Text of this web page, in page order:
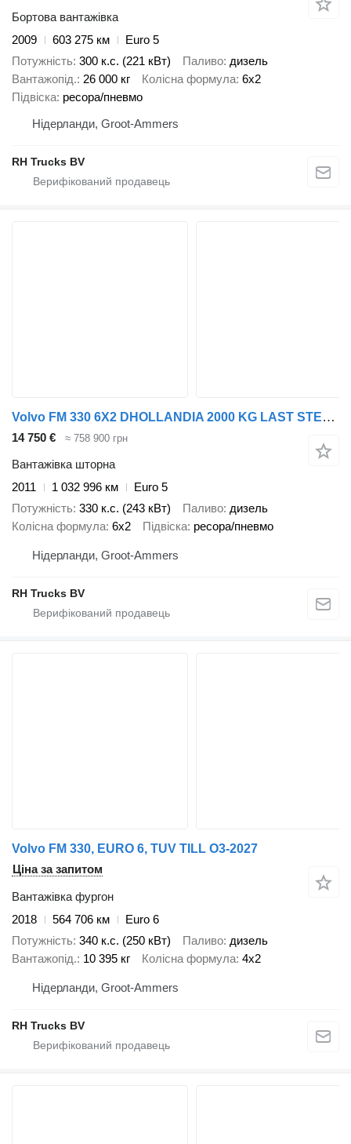
Бортова вантажівка
2009
603 275 км
Euro 5
Потужність 300 к.с. (221 кВт) Паливо дизель
Вантажопід. 26 000 кг Колісна формула 6x2
Підвіска ресора/пневмо
Нідерланди, Groot-Ammers
RH Trucks BV
Volvo FM 330 6X2 DHOLLANDIA 2000 KG LAST STEERING AXLE CURTAINS
14 750 € ≈ 758 900 грн
Вантажівка шторна
2011
1 032 996 км
Euro 5
Потужність 330 к.с. (243 кВт) Паливо дизель
Колісна формула 6x2 Підвіска ресора/пневмо
Нідерланди, Groot-Ammers
RH Trucks BV
Volvo FM 330, EURO 6, TUV TILL O3-2027
Ціна за запитом
Вантажівка фургон
2018
564 706 км
Euro 6
Потужність 340 к.с. (250 кВт) Паливо дизель
Вантажопід. 10 395 кг Колісна формула 4x2
Нідерланди, Groot-Ammers
RH Trucks BV